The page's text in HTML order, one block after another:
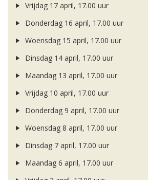
Vrijdag 17 april, 17.00 uur
Donderdag 16 april, 17.00 uur
Woensdag 15 april, 17.00 uur
Dinsdag 14 april, 17.00 uur
Maandag 13 april, 17.00 uur
Vrijdag 10 april, 17.00 uur
Donderdag 9 april, 17.00 uur
Woensdag 8 april, 17.00 uur
Dinsdag 7 april, 17.00 uur
Maandag 6 april, 17.00 uur